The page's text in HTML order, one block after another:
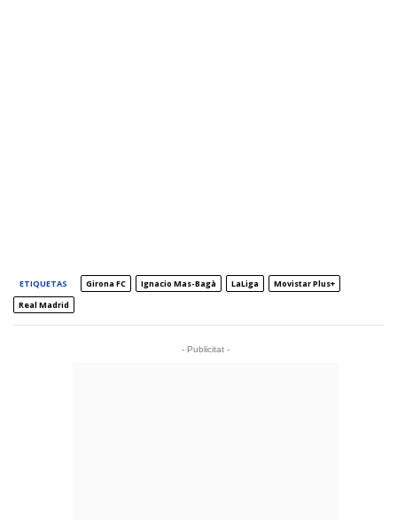
ETIQUETAS Girona FC Ignacio Mas-Bagà LaLiga
Movistar Plus+
Real Madrid
- Publicitat -